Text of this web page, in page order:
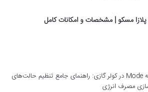
مسکو | مشخصات و امکانات کامل
دکمه Mode در کولر گازی: راهنمای جامع تنظیم حالت‌های
مصرف انرژی